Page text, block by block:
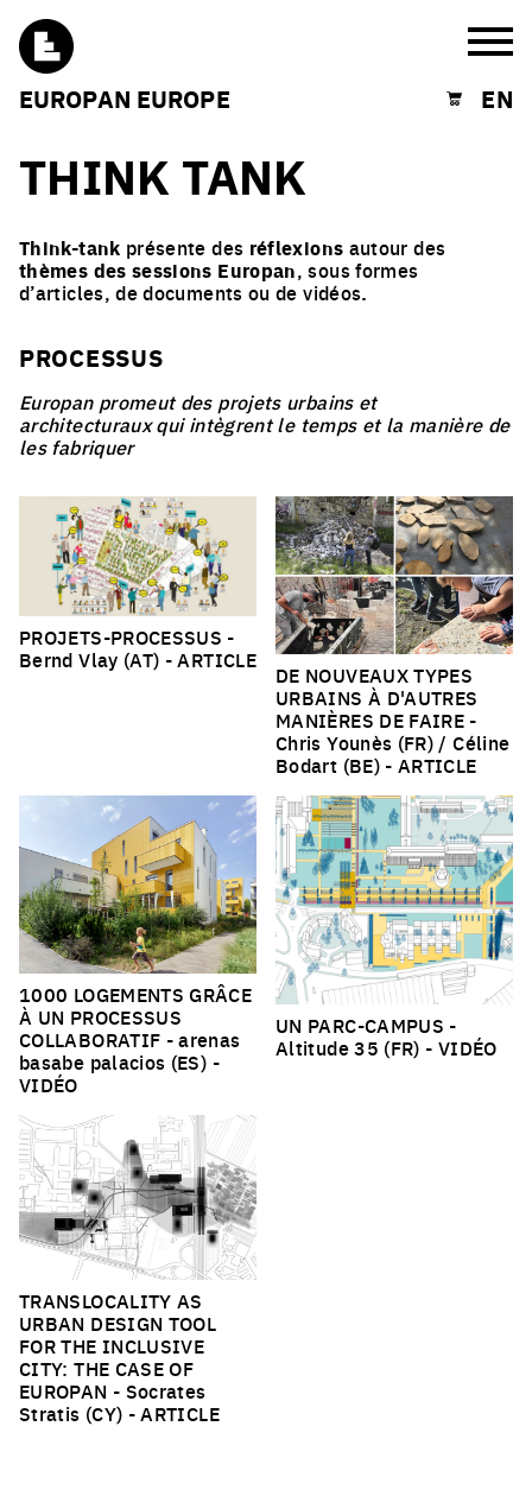
EUROPAN EUROPE Shopping cart
EN
THINK TANK
Think-tank présente des réflexions autour des
thèmes des sessions Europan, sous formes
d’articles, de documents ou de vidéos.
PROCESSUS
Europan promeut des projets urbains et
architecturaux qui intègrent le temps et la manière de
les fabriquer
PROJETS-PROCESSUS -
Bernd Vlay (AT) -ARTICLE
DE NOUVEAUX TYPES
URBAINS À D'AUTRES
MANIÈRES DE FAIRE -
Chris Younès (FR) / Céline
Bodart (BE) -ARTICLE
1000 LOGEMENTS GRÂCE
À UN PROCESSUS
COLLABORATIF - arenas
basabe palacios (ES) -
VIDÉO
UN PARC-CAMPUS -
Altitude 35 (FR) - VIDÉO
TRANSLOCALITY AS
URBAN DESIGN TOOL
FOR THE INCLUSIVE
CITY: THE CASE OF
EUROPAN - Socrates
Stratis (CY) -ARTICLE